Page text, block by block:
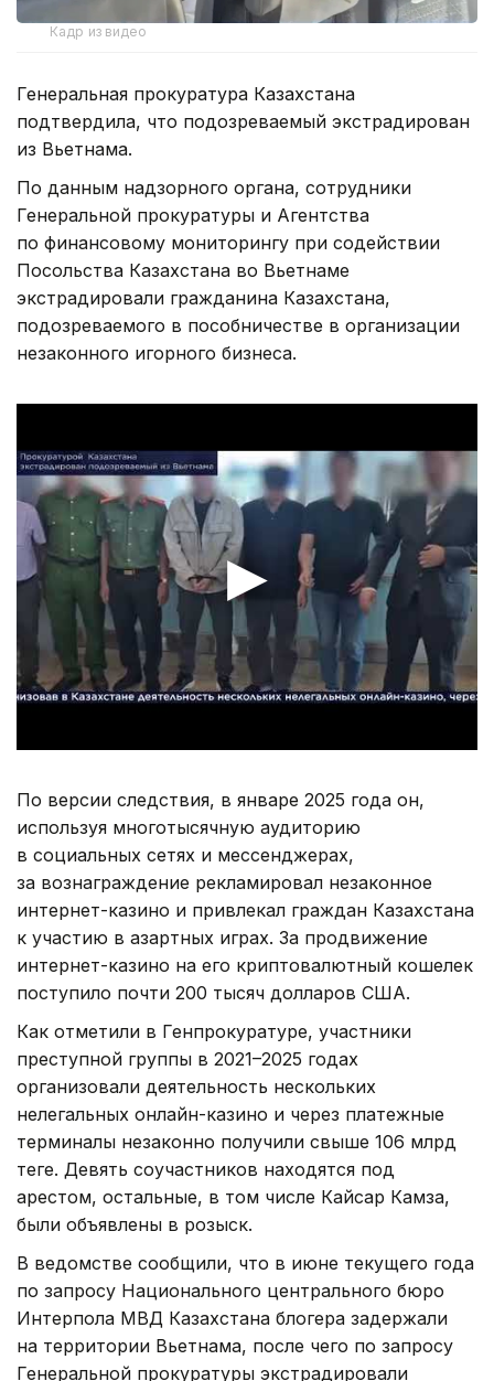
Кадр из видео
Генеральная прокуратура Казахстана
подтвердила, что подозреваемый экстрадирован
из Вьетнама.
По данным надзорного органа, сотрудники
Генеральной прокуратуры и Агентства
по финансовому мониторингу при содействии
Посольства Казахстана во Вьетнаме
экстрадировали гражданина Казахстана,
подозреваемого в пособничестве в организации
незаконного игорного бизнеса.
По версии следствия, в январе 2025 года он,
используя многотысячную аудиторию
в социальных сетях и мессенджерах,
за вознаграждение рекламировал незаконное
интернет-казино и привлекал граждан Казахстана
к участию в азартных играх. За продвижение
интернет-казино на его криптовалютный кошелек
поступило почти 200 тысяч долларов США.
Как отметили в Генпрокуратуре, участники
преступной группы в 2021–2025 годах
организовали деятельность нескольких
нелегальных онлайн-казино и через платежные
терминалы незаконно получили свыше 106 млрд
теңге. Девять соучастников находятся под
арестом, остальные, в том числе Кайсар Камза,
были объявлены в розыск.
В ведомстве сообщили, что в июне текущего года
по запросу Национального центрального бюро
Интерпола МВД Казахстана блогера задержали
на территории Вьетнама, после чего по запросу
Генеральной прокуратуры экстрадировали